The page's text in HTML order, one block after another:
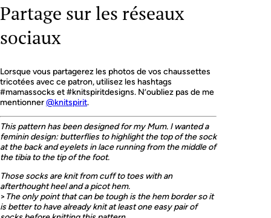
Partage sur les réseaux
sociaux
Lorsque vous partagerez les photos de vos chaussettes
tricotées avec ce patron, utilisez les hashtags
#mamassocks et #knitspiritdesigns. N’oubliez pas de me
mentionner@knitspirit.
This pattern has been designed for my Mum. I wanted a
feminin design: butterflies to highlight the top of the sock
at the back and eyelets in lace running from the middle of
the tibia to the tip of the foot.
Those socks are knit from cuff to toes with an
afterthought heel and a picot hem.
> The only point that can be tough is the hem border so it
is better to have already knit at least one easy pair of